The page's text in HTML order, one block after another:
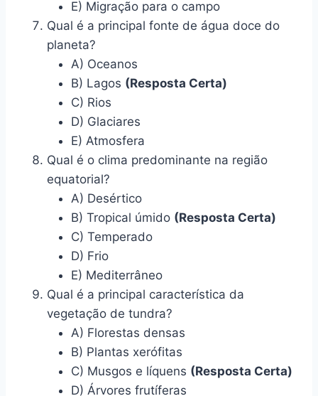
E) Migração para o campo
Qual é a principal fonte de água doce do
planeta?
A) Oceanos
B) Lagos (Resposta Certa)
C) Rios
D) Glaciares
E) Atmosfera
Qual é o clima predominante na região
equatorial?
A) Desértico
B) Tropical úmido (Resposta Certa)
C) Temperado
D) Frio
E) Mediterrâneo
Qual é a principal característica da
vegetação de tundra?
A) Florestas densas
B) Plantas xerófitas
C) Musgos e líquens (Resposta Certa)
D) Árvores frutíferas